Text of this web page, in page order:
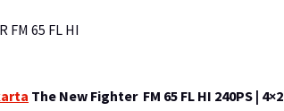
FM 65 FL HI
The New Fighter FM 65 FL HI 240PS | 4×2